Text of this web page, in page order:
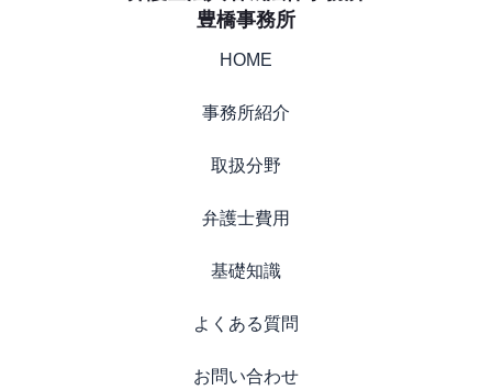
豊橋事務所
HOME
事務所紹介
取扱分野
弁護士費用
基礎知識
よくある質問
お問い合わせ